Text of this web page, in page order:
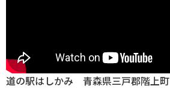
道の駅はしかみ 青森県三戸郡階上町